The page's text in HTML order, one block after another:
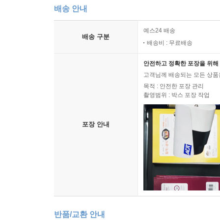
배송 안내
배송 구분
예스24 배송
배송비 : 무료배송
포장 안내
안전하고 정확한 포장을 위
고객님께 배송되는 모든 상
목적 : 안전한 포장 관리
촬영범위 : 박스 포장 작업
반품/교환 안내